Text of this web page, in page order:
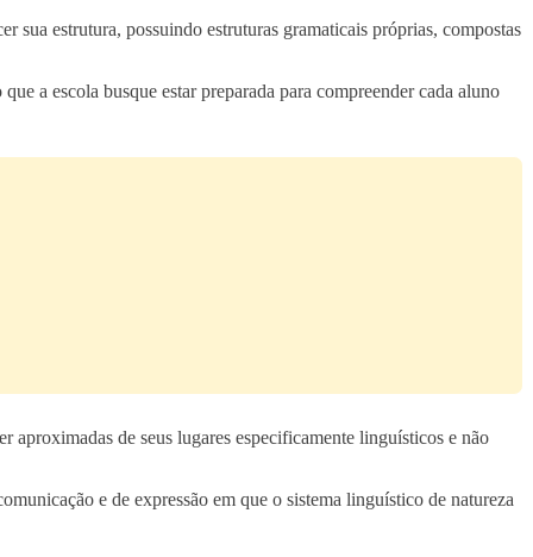
sua estrutura, possuindo estruturas gramaticais próprias, compostas
a escola busque estar preparada para compreender cada aluno
aproximadas de seus lugares especificamente linguísticos e não
e de expressão em que o sistema linguístico de natureza